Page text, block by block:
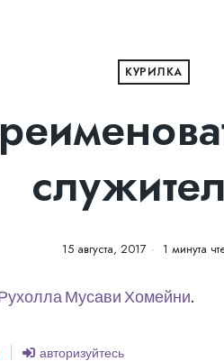
КУРИЛКА
15 августа, 2017 1 минута
Мусави Хомейни.
авторизуйтесь